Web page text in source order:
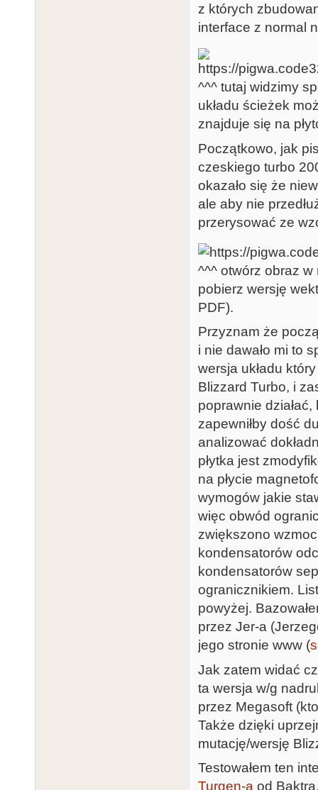
z których
interface z normal
^^^ tutaj widzimy
układu ścieżek
znajduje się na
Początkowo, jak
czeskiego turbo
okazało się że
ale aby nie
przerysować ze
^^^ otwórz obraz
pobierz wersję
PDF).
Przyznam że
i nie dawało mi to
wersja układu
Blizzard Turbo, i
poprawnie
zapewniłby dość
analizować
płytka jest
na płycie
wymogów jakie
więc obwód
zwiększono
kondensatorów
kondensatorów
ogranicznikiem.
powyżej.
przez Jer-a
jego stronie www (
Jak zatem widać
ta wersja w/g
przez Megasoft
Także dzięki
mutację/wersję
Testowałem ten
Turgen-a od